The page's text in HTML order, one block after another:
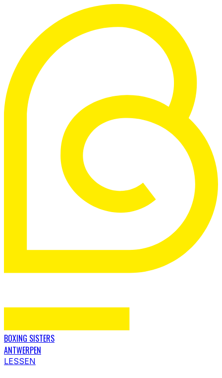
BOXING SISTERS
ANTWERPEN
LESSEN